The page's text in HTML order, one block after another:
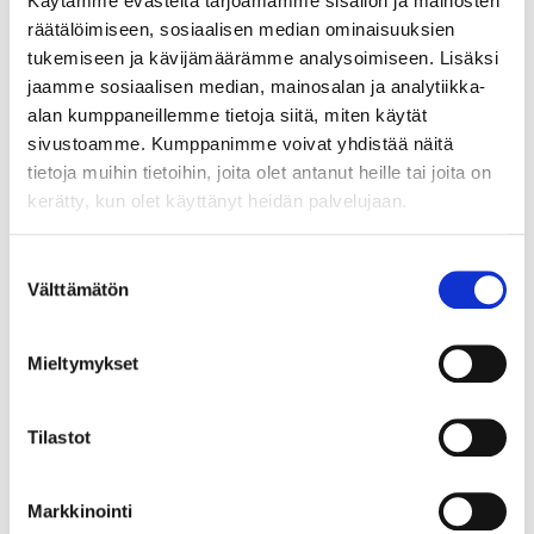
räätälöimiseen, sosiaalisen median ominaisuuksien
tukemiseen ja kävijämäärämme analysoimiseen. Lisäksi
jaamme sosiaalisen median, mainosalan ja analytiikka-
alan kumppaneillemme tietoja siitä, miten käytät
sivustoamme. Kumppanimme voivat yhdistää näitä
tietoja muihin tietoihin, joita olet antanut heille tai joita on
kerätty, kun olet käyttänyt heidän palvelujaan.
valinta
Välttämätön
Mieltymykset
Tilastot
Markkinointi
Tillbehör
Kallrasskydd till frånluftsfläkt,